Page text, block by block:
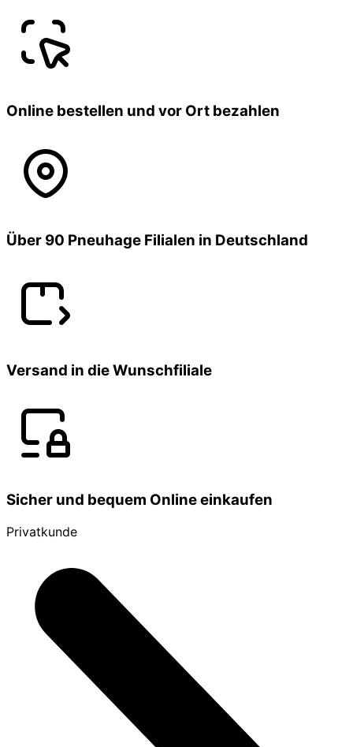
Online bestellen und vor Ort bezahlen
Über 90 Pneuhage Filialen in Deutschland
Versand in die Wunschfiliale
Sicher und bequem Online einkaufen
Privatkunde